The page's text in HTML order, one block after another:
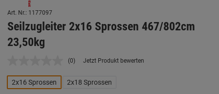
Art. Nr.: 1177097
Seilzugleiter 2x16 Sprossen 467/802cm
23,50kg
Kein
Link
auf
(0) Jetzt Produkt bewerten
2x16 Sprossen 2x18 Sprossen